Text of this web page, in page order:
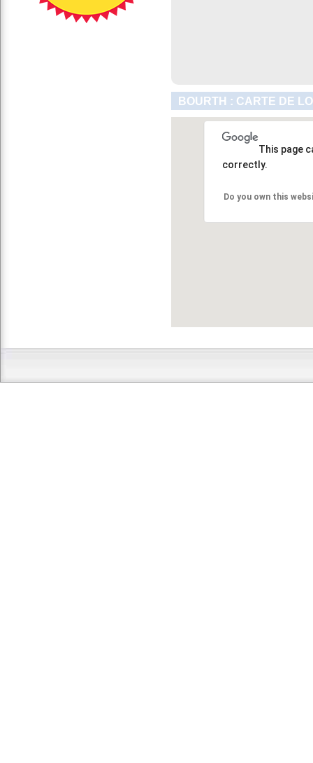
BOURTH : CARTE DE
This page
correctly.
Do you own this